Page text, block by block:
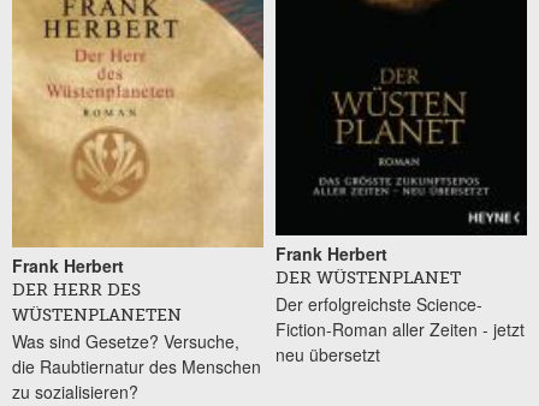
Frank Herbert
DER HERR DES
WÜSTENPLANETEN
Was sind Gesetze? Versuche,
die Raubtiernatur des Menschen
zu sozialisieren?
Frank Herbert
DER WÜSTENPLANET
Der erfolgreichste Science-
Fiction-Roman aller Zeiten - jetzt
neu übersetzt